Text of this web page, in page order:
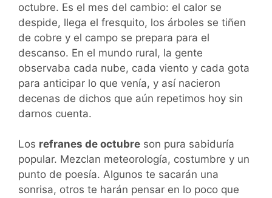
octubre. Es el mes del cambio: el calor se
despide, llega el fresquito, los árboles se tiñen
de cobre y el campo se prepara para el
descanso. En el mundo rural, la gente
observaba cada nube, cada viento y cada gota
para anticipar lo que venía, y así nacieron
decenas de dichos que aún repetimos hoy sin
darnos cuenta.
Los refranes de octubre son pura sabiduría
popular. Mezclan meteorología, costumbre y un
punto de poesía. Algunos te sacarán una
sonrisa, otros te harán pensar en lo poco que